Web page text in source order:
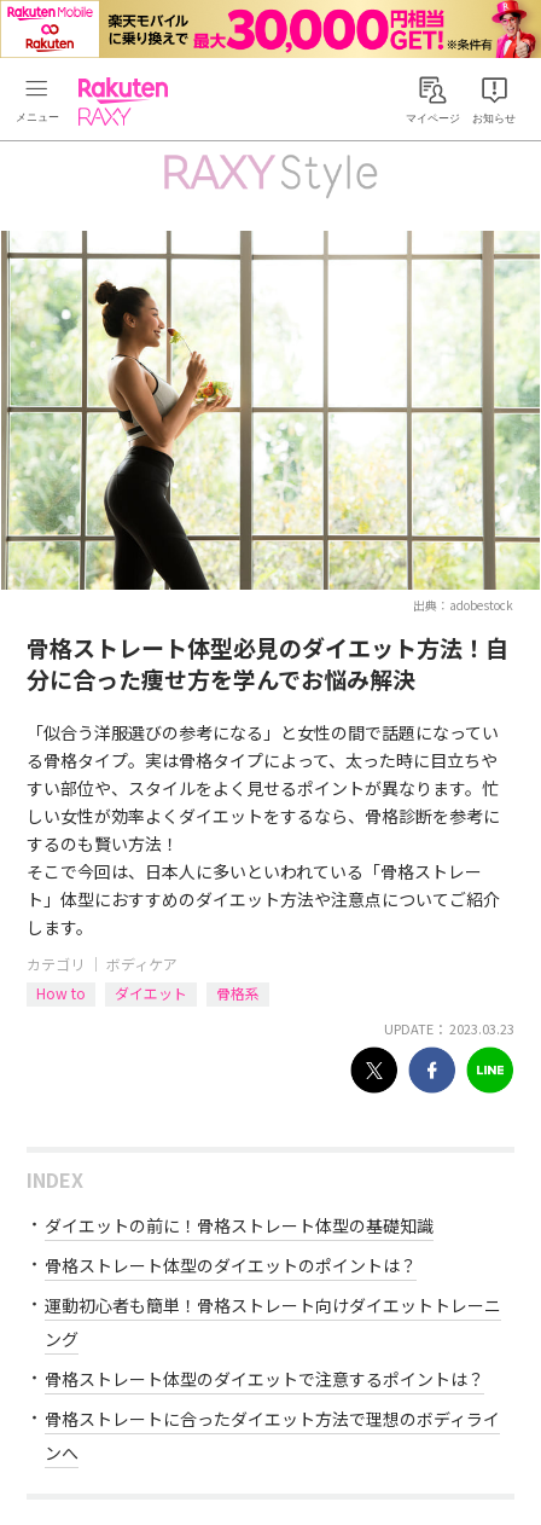
Rakuten RAXYマイページ お知らせ
出典：adobestock
骨格ストレート体型必見のダイエット方法！自
分に合った痩せ方を学んでお悩み解決
「似合う洋服選びの参考になる」と女性の間で話題になってい
る骨格タイプ。実は骨格タイプによって、太った時に目立ちや
すい部位や、スタイルをよく見せるポイントが異なります。忙
しい女性が効率よくダイエットをするなら、骨格診断を参考に
するのも賢い方法！
そこで今回は、日本人に多いといわれている「骨格ストレー
ト」体型におすすめのダイエット方法や注意点についてご紹介
します。
カテゴリ ｜ボディケア
How to
ダイエット 骨格系
UPDATE： 2023.03.23
INDEX
ダイエットの前に！骨格ストレート体型の基礎知識
骨格ストレート体型のダイエットのポイントは？
運動初心者も簡単！骨格ストレート向けダイエットトレーニ
ング
骨格ストレート体型のダイエットで注意するポイントは？
骨格ストレートに合ったダイエット方法で理想のボディライ
ンへ